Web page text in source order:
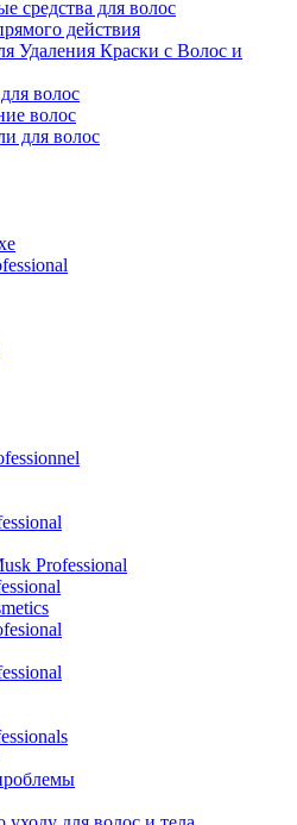
средства для волос
действия
Удаления Краски с Волос и
волос
волос
для волос
Professional